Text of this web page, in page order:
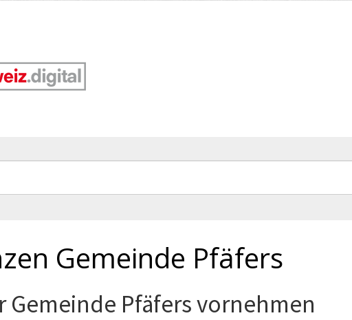
Gemeinde Pfäfers
Pfäfers vornehmen